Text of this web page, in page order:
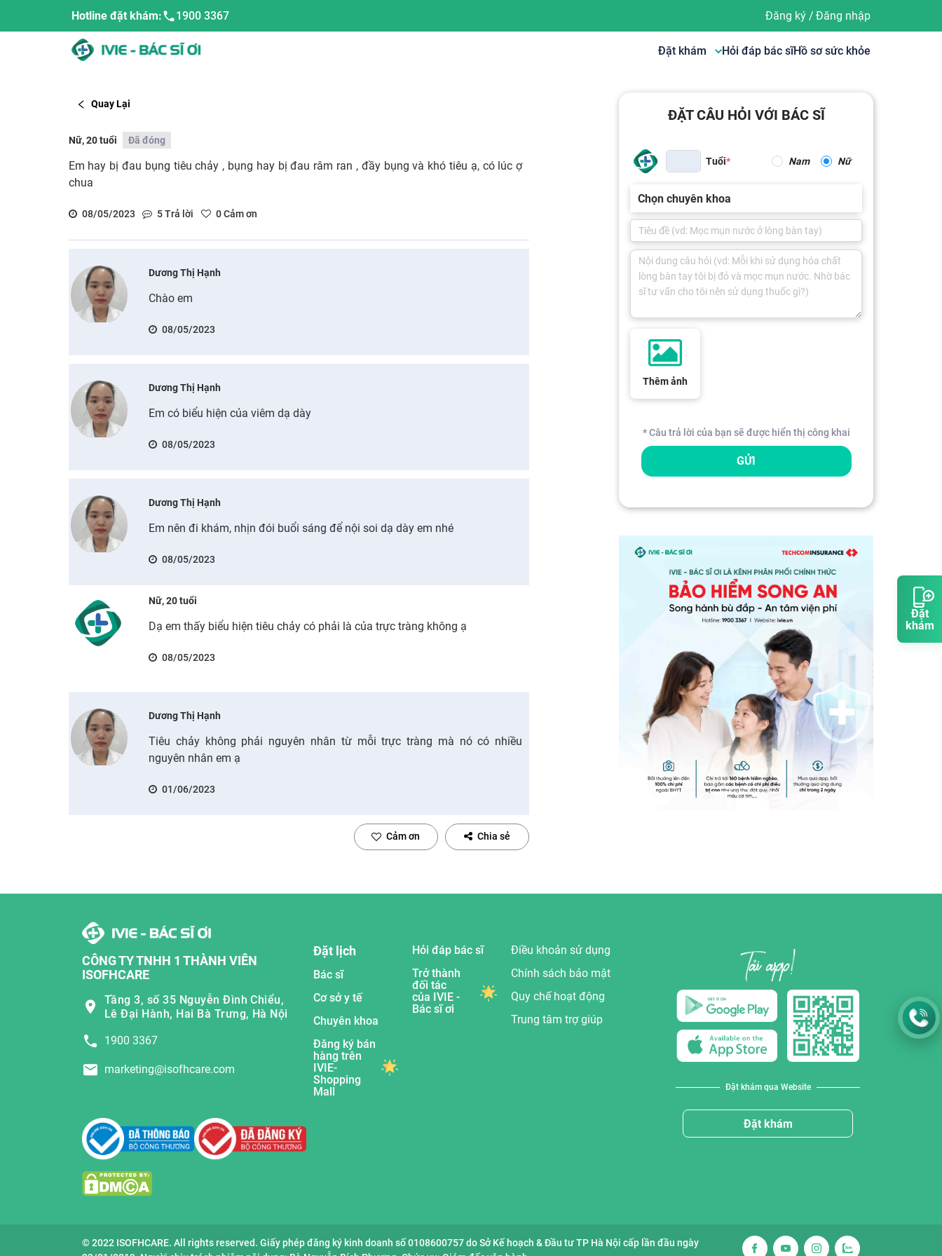
Đặt
khám
Hotline đặt khám: 1900 3367 Đăng ký/ Đăng nhập
Đặt khám Hỏi đáp bác sĩHồ sơ sức khỏe
Quay Lại
Nữ, 20 tuổi Đã đóng
Em hay bị đau bụng tiêu chảy , bụng hay bị đau râm ran , đầy bụng và khó tiêu ạ, có lúc ợ
chua
08/05/2023 5Trả lời 0Cảm ơn
Dương Thị Hạnh
Chào em
08/05/2023
Dương Thị Hạnh
Em có biểu hiện của viêm dạ dày
08/05/2023
Dương Thị Hạnh
Em nên đi khám, nhịn đói buổi sáng để nội soi dạ dày em nhé
08/05/2023
Nữ, 20 tuổi
Dạ em thấy biểu hiện tiêu chảy có phải là của trực tràng không ạ
08/05/2023
Dương Thị Hạnh
Tiêu chảy không phải nguyên nhân từ mỗi trực tràng mà nó có nhiều
nguyên nhân em ạ
01/06/2023
Cảm ơn Chia sẻ
ĐẶT CÂU HỎI VỚI BÁC SĨ
Tuổi Nam Nữ
Chọn chuyên khoa
Thêm ảnh
* Câu trả lời của bạn sẽ được hiển thị công khai
GỬI
CÔNG TY TNHH 1 THÀNH VIÊN
ISOFHCARE
Tầng 3, số 35 Nguyễn Đình Chiểu,
Lê Đại Hành, Hai Bà Trưng, Hà Nội
1900 3367
marketing@isofhcare.com
Đặt lịch
Bác sĩ
Cơ sở y tế
Chuyên khoa
Đăng ký bán
hàng trên
IVIE-
Shopping
Mall
Hỏi đáp bác sĩ
Trở thành
đối tác
của IVIE -
Bác sĩ ơi
Điều khoản sử dụng
Chính sách bảo mật
Quy chế hoạt động
Trung tâm trợ giúp
Đặt khám qua Website
Đặt khám
© 2022 ISOFHCARE. All rights reserved. Giấy phép đăng ký kinh doanh số 0108600757 do Sở Kế hoạch & Đầu tư TP Hà Nội cấp lần đầu ngày